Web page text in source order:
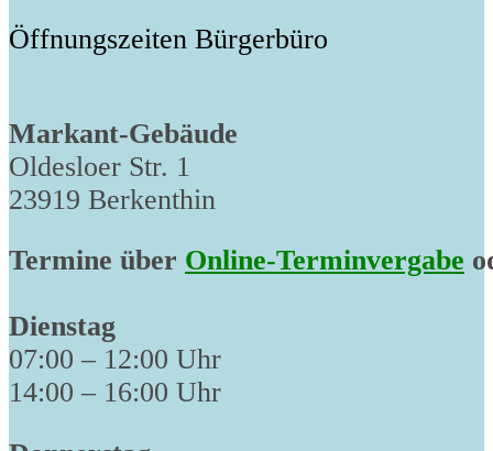
Öffnungszeiten Bürgerbüro
Markant-Gebäude
Oldesloer Str. 1
23919 Berkenthin
Termine über Online-Terminvergabe
Dienstag
07:00 – 12:00 Uhr
14:00 – 16:00 Uhr